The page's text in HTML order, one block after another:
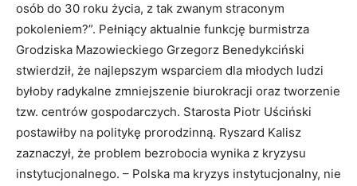
osób do 30 roku życia, z tak zwanym straconym
pokoleniem?”. Pełniący aktualnie funkcję burmistrza
Grodziska Mazowieckiego Grzegorz Benedykciński
stwierdził, że najlepszym wsparciem dla młodych ludzi
byłoby radykalne zmniejszenie biurokracji oraz tworzenie
tzw. centrów gospodarczych. Starosta Piotr Uściński
postawiłby na politykę prorodzinną. Ryszard Kalisz
zaznaczył, że problem bezrobocia wynika z kryzysu
instytucjonalnego. – Polska ma kryzys instytucjonalny, nie